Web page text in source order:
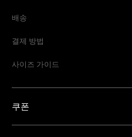
배송
결제 방법
사이즈 가이드
쿠폰